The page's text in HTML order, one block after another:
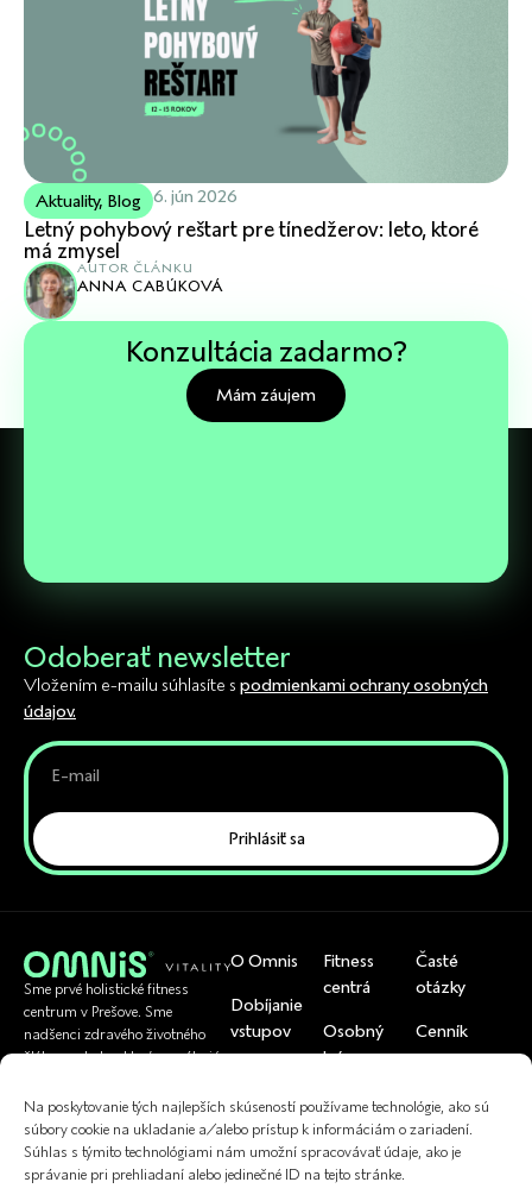
Na poskytovanie tých najlepších skúseností používame technológie, ako sú
súbory cookie na ukladanie a/alebo prístup k informáciám o zariadení.
Súhlas s týmito technológiami nám umožní spracovávať údaje, ako je
správanie pri prehliadaní alebo jedinečné ID na tejto stránke.
Aktuality, Blog 6. jún 2026
Letný pohybový reštart pre tínedžerov: leto, ktoré
má zmysel
AUTOR ČLÁNKU
ANNA CABÚKOVÁ
Konzultácia zadarmo?
Mám záujem
Odoberať newsletter
Vložením e-mailu súhlasíte s podmienkami ochrany osobných
údajov.
Prihlásiť sa
Sme prvé holistické fitness
centrum v Prešove. Sme
nadšenci zdravého životného
štýlu a pohybu, ktorí pomáhajú
U nás si viete
uplatniť
O Omnis
Dobíjanie
vstupov
skupinoviek
Kontakt
Fitness
centrá
Osobný
tréner
Cvičenia
Fyzioterapia
Časté
otázky
Cenník
Referencie